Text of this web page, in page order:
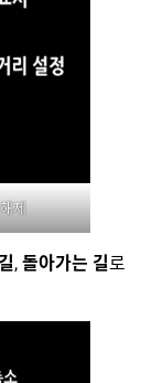
제
, 돌아가는 길로